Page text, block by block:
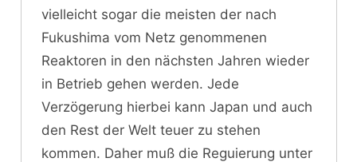
vielleicht sogar die meisten der nach
Fukushima vom Netz genommenen
Reaktoren in den nächsten Jahren wieder
in Betrieb gehen werden. Jede
Verzögerung hierbei kann Japan und auch
den Rest der Welt teuer zu stehen
kommen. Daher muß die Reguierung unter